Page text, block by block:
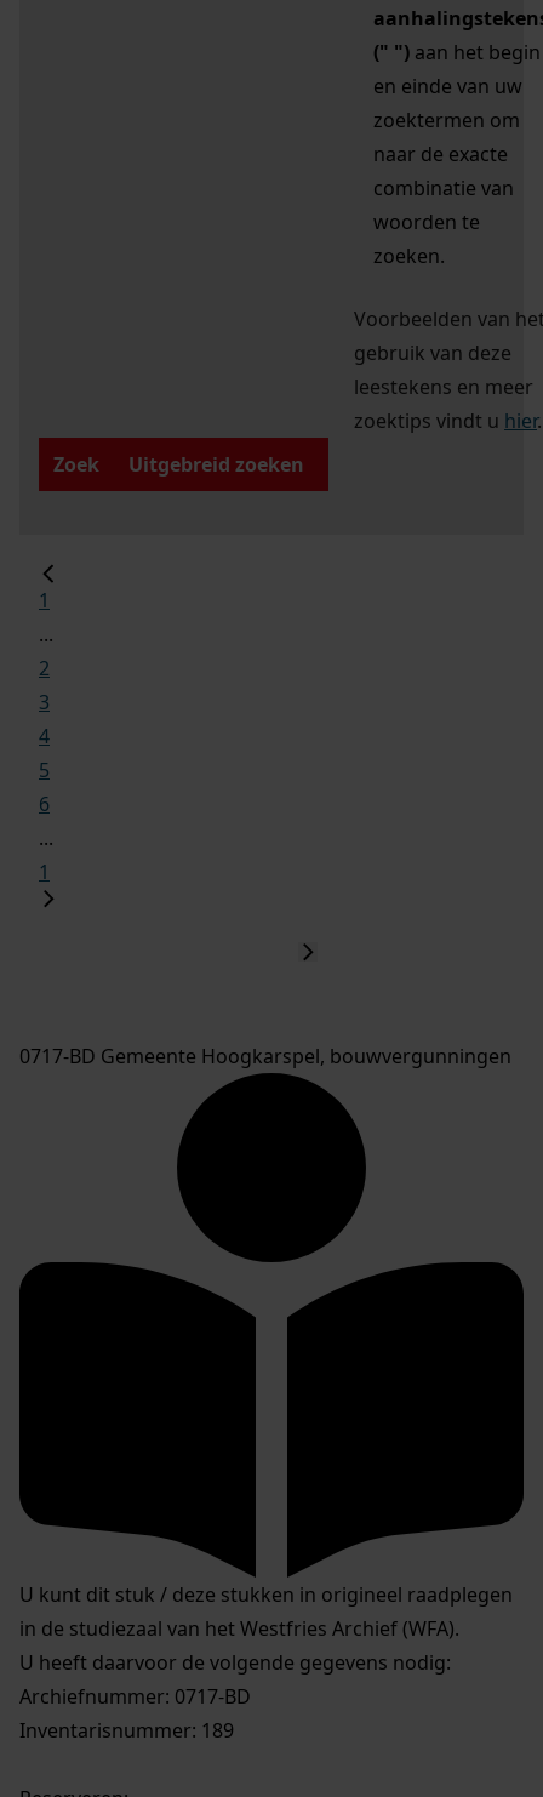
(" ") aan het begin
en einde van uw
zoektermen om
naar de exacte
combinatie van
woorden te
zoeken.
Voorbeelden van
gebruik van deze
leestekens en meer
zoektips vindt u hier.
Zoek
Uitgebreid zoeken
1
...
2
3
4
5
6
...
1
0717-BD Gemeente Hoogkarspel, bouwvergunningen
U kunt dit stuk / deze stukken in origineel raadplegen
in de studiezaal van het Westfries Archief (WFA).
U heeft daarvoor de volgende gegevens nodig:
Archiefnummer: 0717-BD
Inventarisnummer: 189